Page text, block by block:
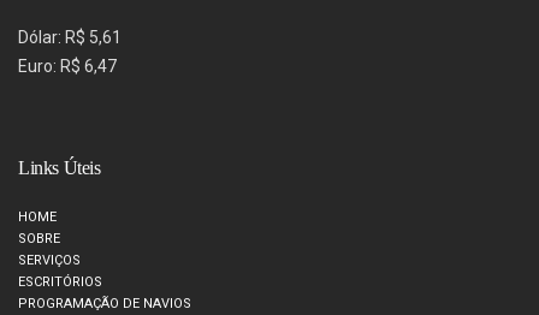
Dólar: R$ 5,61
Euro: R$ 6,47
Links Úteis
HOME
SOBRE
SERVIÇOS
ESCRITÓRIOS
PROGRAMAÇÃO DE NAVIOS